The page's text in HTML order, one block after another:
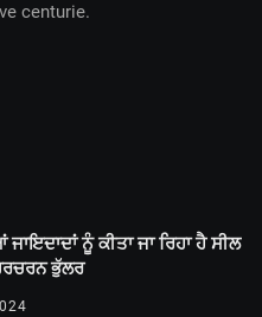
centurie.
ਨੂੰ ਕੀਤਾ ਜਾ ਰਿਹਾ ਹੈ ਸੀਲ
ਭੁੱਲਰ